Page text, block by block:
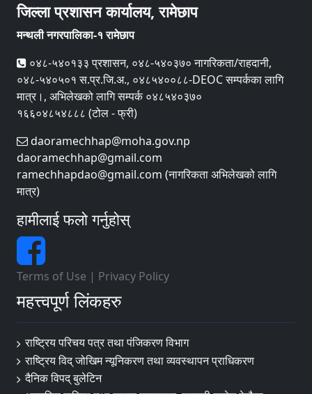
जिल्ला प्रशासन कार्यालय, रामेछाप
मन्थली नगरपालिका-१ रामेछाप
०४८-५४०१३३ प्रशासन, ०४८-५४०३७० नागरिकता/राहदानी,
०४८-५४०५०१ स.प्र.जि.अ., ०४८५४००८८-DEOC सम्पर्कका लागि
मात्र।, अभिलेखको लागि सम्पर्क ०४८५४०३७०
१६६०४८५४८८८ (टोल - फ्री)
daoramechhap@moha.gov.np
daoramechhap@gmail.com
ramechhapdao@gmail.com (नागरिकता अभिलेखको लागि
मात्र)
हामीलाई फलो गर्नुहोस्
Terms of Use | Privacy Policy
महत्त्वपूर्ण लिंकहरु
राष्ट्रिय परिचय पत्र तथा पंजिकरण विभाग
राष्ट्रिय विद् जोखिम न्यूनिकरण तथा व्यवस्थापन प्राधिकरण
दैनिक विपद् बुलेटिन